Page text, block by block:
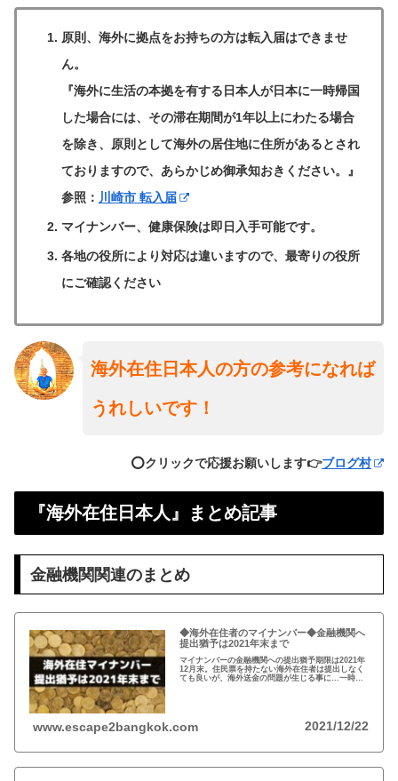
原則、海外に拠点をお持ちの方は転入届はできませ
ん。
『海外に生活の本拠を有する日本人が日本に一時帰国
した場合には、その滞在期間が1年以上にわたる場合
を除き、原則として海外の居住地に住所があるとされ
ておりますので、あらかじめ御承知おきください。』
参照： 川崎市 転入届
マイナンバー、健康保険は即日入手可能です。
各地の役所により対応は違いますので、最寄りの役所
にご確認ください
海外在住日本人の方の参考になれば
うれしいです！
⭕️クリックで応援お願いします👉ブログ村
『海外在住日本人』まとめ記事
金融機関関連のまとめ
◆海外在住者のマイナンバー◆金融機関へ
提出猶予は2021年末まで
マイナンバーの金融機関への提出猶予期限は2021年
12月末。住民票を持たない海外在住者は提出しなく
ても良いが、海外送金の問題が生じる事に…一時帰
www.escape2bangkok.com 2021/12/22